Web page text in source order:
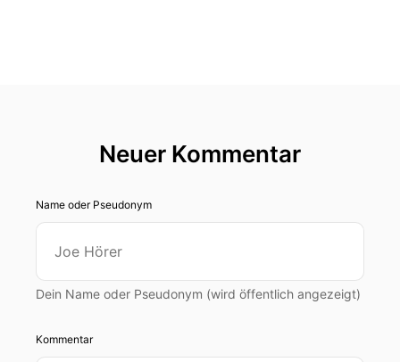
Neuer Kommentar
Name oder Pseudonym
Dein Name oder Pseudonym (wird öffentlich angezeigt)
Kommentar